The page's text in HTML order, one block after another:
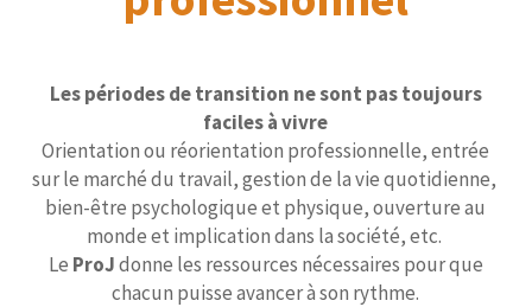
Les périodes de transition ne sont pas toujours
faciles à vivre
Orientation ou réorientation professionnelle, entrée
sur le marché du travail, gestion de la vie quotidienne,
bien-être psychologique et physique, ouverture au
monde et implication dans la société, etc.
Le ProJdonne les ressources nécessaires pour que
chacun puisse avancer à son rythme.